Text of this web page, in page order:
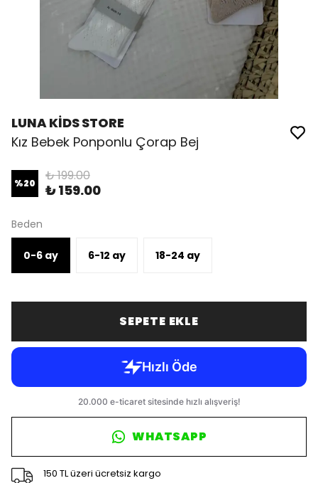
LUNA KİDS STORE
Kız Bebek Ponponlu Çorap Bej
%20 ₺ 199.00
₺ 159.00
Beden
0-6 ay 6-12 ay 18-24 ay
SEPETE EKLE
WHATSAPP
150 TL üzeri ücretsiz kargo